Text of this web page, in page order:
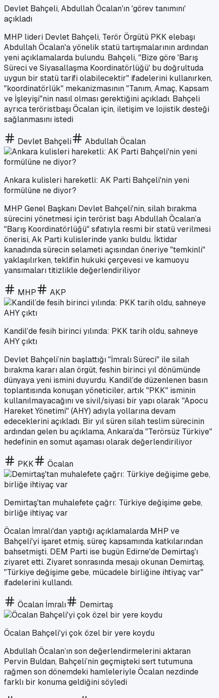
Devlet Bahçeli, Abdullah Öcalan'ın 'görev tanımını'
açıkladı
MHP lideri Devlet Bahçeli, Terör Örgütü PKK elebaşı
Abdullah Öcalan'a yönelik statü tartışmalarının ardından
yeni açıklamalarda bulundu. Bahçeli, "Bize göre 'Barış
Süreci ve Siyasallaşma Koordinatörlüğü' bu doğrultuda
uygun bir statü tarifi olabilecektir" ifadelerini kullanırken,
"koordinatörlük" mekanizmasının "Tanım, Amaç, Kapsam
ve İşleyişi"nin nasıl olması gerektiğini açıkladı. Bahçeli
ayrıca teröristbaşı Öcalan için, iletişim ve lojistik desteği
sağlanmasını istedi
Devlet Bahçeli Abdullah Öcalan
Ankara kulisleri hareketli: AK Parti Bahçeli'nin yeni
formülüne ne diyor?
MHP Genel Başkanı Devlet Bahçeli'nin, silah bırakma
sürecini yönetmesi için terörist başı Abdullah Öcalan’a
"Barış Koordinatörlüğü" sıfatıyla resmi bir statü verilmesi
önerisi, Ak Parti kulislerinde yankı buldu. İktidar
kanadında sürecin selameti açısından öneriye "temkinli"
yaklaşılırken, teklifin hukuki çerçevesi ve kamuoyu
yansımaları titizlikle değerlendiriliyor
MHP AKP
Kandil’de fesih birinci yılında: PKK tarih oldu, sahneye
AHY çıktı
Devlet Bahçeli’nin başlattığı "İmralı Süreci" ile silah
bırakma kararı alan örgüt, feshin birinci yıl dönümünde
dünyaya yeni ismini duyurdu. Kandil’de düzenlenen basın
toplantısında konuşan yöneticiler, artık "PKK" isminin
kullanılmayacağını ve sivil/siyasi bir yapı olarak "Apocu
Hareket Yönetimi" (AHY) adıyla yollarına devam
edeceklerini açıkladı. Bir yıl süren silah teslim sürecinin
ardından gelen bu açıklama, Ankara’da "Terörsüz Türkiye"
hedefinin en somut aşaması olarak değerlendiriliyor
PKK Öcalan
Demirtaş'tan muhalefete çağrı: Türkiye değişime gebe,
birliğe ihtiyaç var
Öcalan İmralı'dan yaptığı açıklamalarda MHP ve
Bahçeli'yi işaret etmiş, süreç kapsamında katkılarından
bahsetmişti. DEM Parti ise bugün Edirne'de Demirtaş'ı
ziyaret etti. Ziyaret sonrasında mesajı okunan Demirtaş,
"Türkiye değişime gebe, mücadele birliğine ihtiyaç var"
ifadelerini kullandı.
Öcalan İmralı Demirtaş
Öcalan Bahçeli'yi çok özel bir yere koydu
Abdullah Öcalan’ın son değerlendirmelerini aktaran
Pervin Buldan, Bahçeli’nin geçmişteki sert tutumuna
rağmen son dönemdeki hamleleriyle Öcalan nezdinde
farklı bir konuma geldiğini söyledi